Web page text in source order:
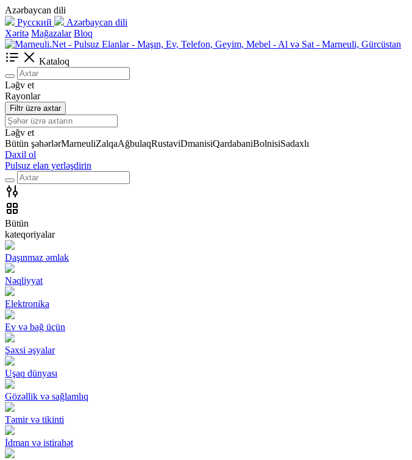
Azərbaycan dili
Русский
Azərbaycan dili
Xəritə Mağazalar Bloq
Kataloq
Ləğv et
Rayonlar
Filtr üzrə axtar
Ləğv et
Bütün şəhərlərMarneuliZalqaAğbulaqRustaviDmanisiQardabaniBolnisiSadaxlı
Daxil ol
Pulsuz elan yerləşdirin
Bütün
kateqoriyalar
Daşınmaz əmlak
Nəqliyyat
Elektronika
Ev və bağ üçün
Şəxsi əşyalar
Uşaq dünyası
Gözəllik və sağlamlıq
Təmir və tikinti
İdman və istirahət